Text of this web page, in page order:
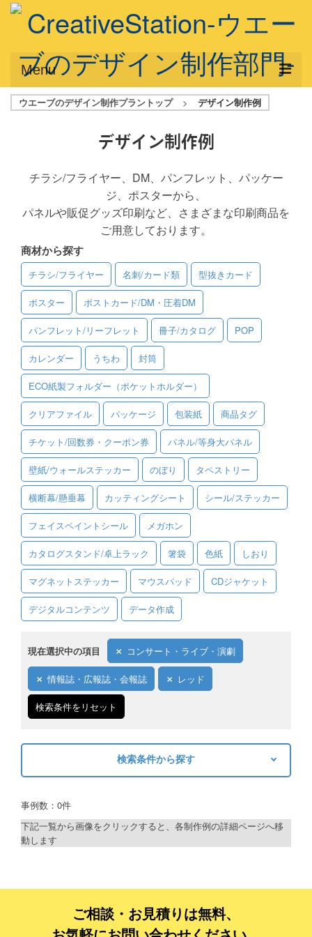
Menu
サービス概要
デザインプラン
フルデザイン
データ修正
写真からイラスト作成
デザイン制作例
ご利用料金
ご利用ガイド
ご利用の流れ
ご注文方法について
キャンセルについて
FAQ（よくあるご質問）
資料をダウンロード
ご利用規約
お見積り・お問合せ
ウエーブのデザイン制作プラントップ > デザイン制作例
デザイン制作例
チラシ/フライヤー、DM、パンフレット、パッケー
ジ、ポスターから、
パネルや販促グッズ印刷など、さまざまな印刷商品を
ご用意しております。
商材から探す
チラシ/フライヤー 名刺/カード類 型抜きカード
ポスター ポストカード/DM・圧着DM
パンフレット/リーフレット 冊子/カタログ POP
カレンダー うちわ 封筒
ECO紙製フォルダー（ポケットホルダー）
クリアファイル パッケージ 包装紙 商品タグ
チケット/回数券・クーポン券 パネル/等身大パネル
壁紙/ウォールステッカー のぼり タペストリー
横断幕/懸垂幕 カッティングシート シール/ステッカー
フェイスペイントシール メガホン
カタログスタンド/卓上ラック 箸袋 色紙 しおり
マグネットステッカー マウスパッド CDジャケット
デジタルコンテンツ データ作成
現在選択中の項目 コンサート・ライブ・演劇
情報誌・広報誌・会報誌 レッド
検索条件をリセット
検索条件から探す
制作プランで探す
ベーシックコース
シルバーコース
事例数：0件
下記一覧から画像をクリックすると、各制作例の詳細ページへ移
動します
ご相談・お見積りは無料、